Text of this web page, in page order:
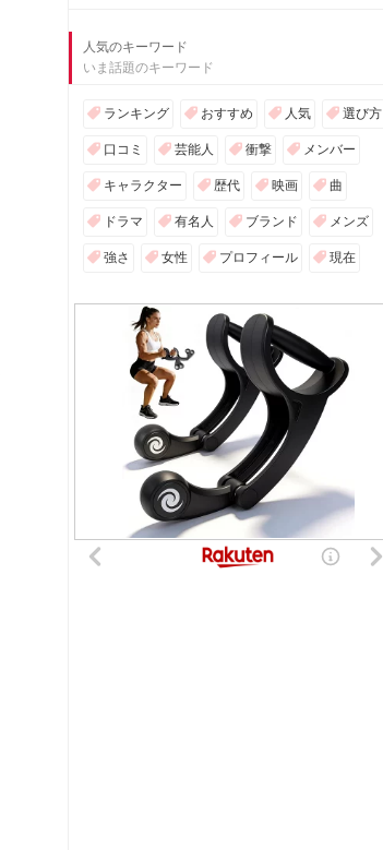
人気のキーワード
いま話題のキーワード
ランキング おすすめ 人気 選び方
口コミ 芸能人 衝撃 メンバー
キャラクター 歴代 映画 曲
ドラマ 有名人 ブランド メンズ
強さ 女性 プロフィール 現在